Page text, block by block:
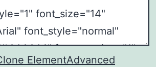
ElementAdvanced